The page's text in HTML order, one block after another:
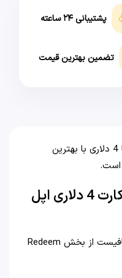
پشتیبانی ۲۴ ساعته
تضمین بهترین قیمت
خرید گیفت کارت اپل استور آمریکا 4 دلاری با بهترین
است.
نحوه فعال‌سازی گیفت کارت 4 دلاری اپل
برای فعال کردن این گیفت کارت کافیست از بخش Redeem